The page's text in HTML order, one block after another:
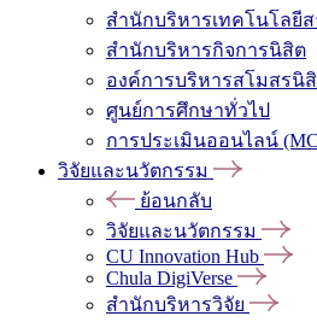
สำนักบริหารเทคโนโลยี
สำนักบริหารกิจการนิสิต
องค์การบริหารสโมสรนิ
ศูนย์การศึกษาทั่วไป
การประเมินออนไลน์
วิจัยและนวัตกรรม
ย้อนกลับ
วิจัยและนวัตกรรม
CU Innovation Hub
Chula DigiVerse
สำนักบริหารวิจัย